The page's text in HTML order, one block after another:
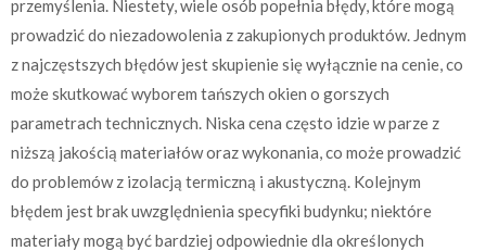
przemyślenia. Niestety, wiele osób popełnia błędy, które mogą
prowadzić do niezadowolenia z zakupionych produktów. Jednym
z najczęstszych błędów jest skupienie się wyłącznie na cenie, co
może skutkować wyborem tańszych okien o gorszych
parametrach technicznych. Niska cena często idzie w parze z
niższą jakością materiałów oraz wykonania, co może prowadzić
do problemów z izolacją termiczną i akustyczną. Kolejnym
błędem jest brak uwzględnienia specyfiki budynku; niektóre
materiały mogą być bardziej odpowiednie dla określonych